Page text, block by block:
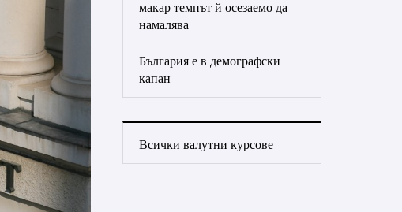
макар темпът й осезаемо да
намалява
България е в демографски
капан
Всички валутни курсове